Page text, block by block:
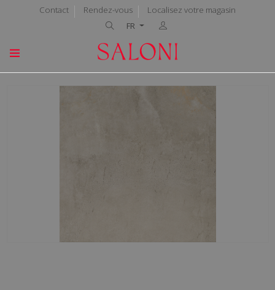
Contact Rendez-vous
Localisez votre magasin
FR